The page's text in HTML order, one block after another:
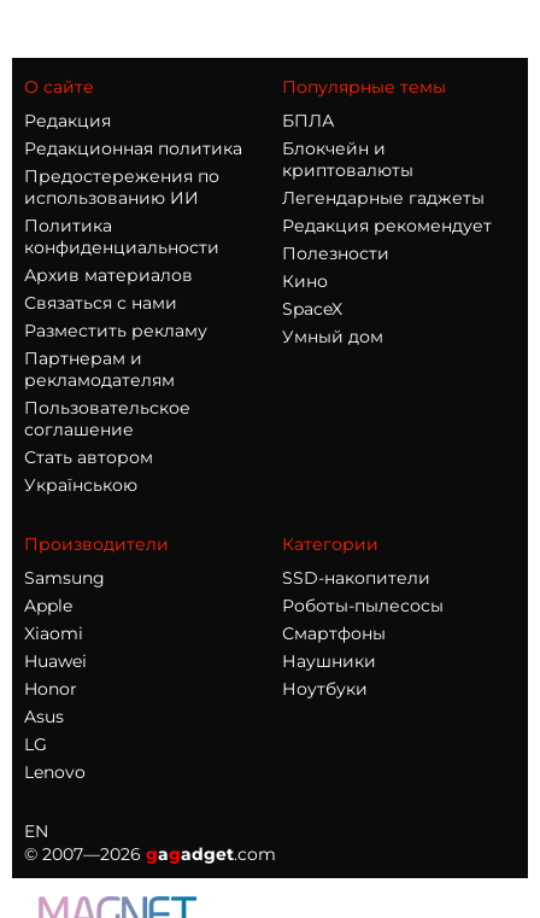
О сайте
Редакция
Редакционная политика
Предостережения по
использованию ИИ
Политика
конфиденциальности
Архив материалов
Связаться с нами
Разместить рекламу
Партнерам и
рекламодателям
Пользовательское
соглашение
Стать автором
Українською
Популярные темы
БПЛА
Блокчейн и
криптовалюты
Легендарные гаджеты
Редакция рекомендует
Полезности
Кино
SpaceX
Умный дом
Производители
Samsung
Apple
Xiaomi
Huawei
Honor
Asus
LG
Lenovo
Категории
SSD-накопители
Роботы-пылесосы
Смартфоны
Наушники
Ноутбуки
EN
© 2007—2026 gagadget.com